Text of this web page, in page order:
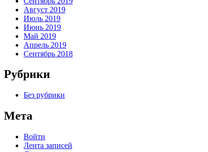
Август 2019
Июль 2019
Июнь 2019
Май 2019
Апрель 2019
Сентябрь 2018
Рубрики
Без рубрики
Мета
Войти
Лента записей